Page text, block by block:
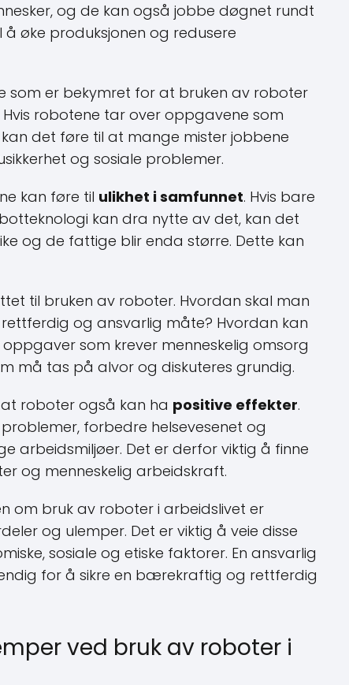
og de kan også jobbe døgnet rundt
øke produksjonen og redusere
som er bekymret for at bruken av roboter
Hvis robotene tar over oppgavene som
det føre til at mange mister jobbene
og sosiale problemer.
kan føre til ulikhet i samfunnet. Hvis bare
kan dra nytte av det, kan det
og de fattige blir enda større. Dette kan
til bruken av roboter. Hvordan skal man
og ansvarlig måte? Hvordan kan
som krever menneskelig omsorg
må tas på alvor og diskuteres grundig.
roboter også kan ha positive effekter.
forbedre helsevesenet og
arbeidsmiljøer. Det er derfor viktig å finne
og menneskelig arbeidskraft.
om bruk av roboter i arbeidslivet er
og ulemper. Det er viktig å veie disse
sosiale og etiske faktorer. En ansvarlig
for å sikre en bærekraftig og rettferdig
ved bruk av roboter i